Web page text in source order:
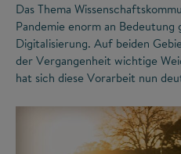
Das Thema
Pandemie enorm an Bedeutung
Digitalisierung. Auf beiden
der Vergangenheit wichtige
hat sich diese Vorarbeit nun